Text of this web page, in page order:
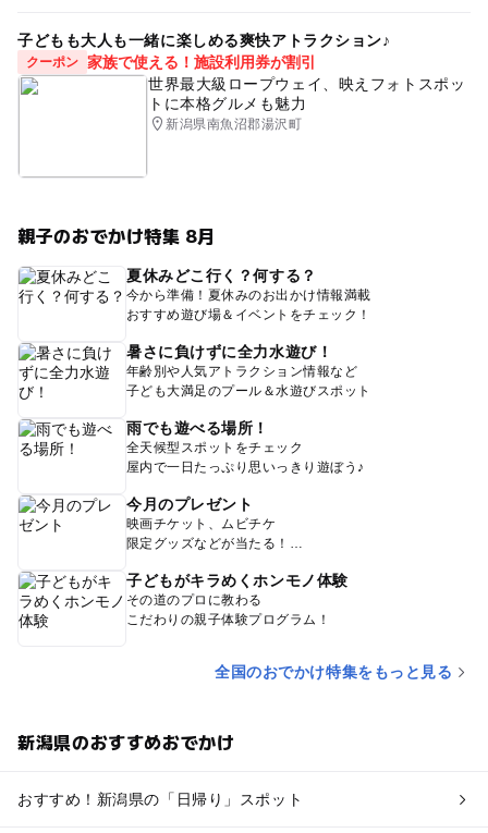
子どもも大人も一緒に楽しめる爽快アトラクション♪
クーポン 家族で使える！施設利用券が割引
世界最大級ロープウェイ、映えフォトスポッ
トに本格グルメも魅力
新潟県南魚沼郡湯沢町
親子のおでかけ特集 8月
夏休みどこ行く？何する？
今から準備！夏休みのお出かけ情報満載
おすすめ遊び場＆イベントをチェック！
暑さに負けずに全力水遊び！
年齢別や人気アトラクション情報など
子ども大満足のプール＆水遊びスポット
雨でも遊べる場所！
全天候型スポットをチェック
屋内で一日たっぷり思いっきり遊ぼう♪
今月のプレゼント
映画チケット、ムビチケ
限定グッズなどが当たる！
子どもがキラめくホンモノ体験
その道のプロに教わる
こだわりの親子体験プログラム！
全国のおでかけ特集をもっと見る
新潟県のおすすめおでかけ
おすすめ！新潟県の「日帰り」スポット